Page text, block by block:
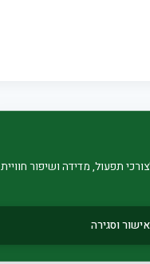
תפעול, מדידה ושיפור חוויית
אישור וסגירה